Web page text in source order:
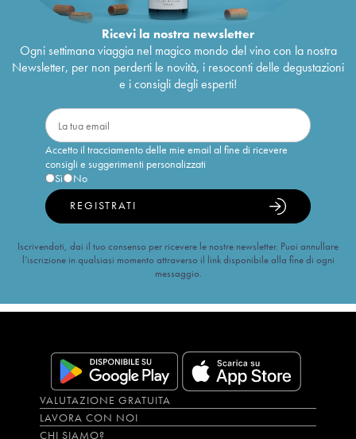
Ricevi la nostra newsletter
Ogni settimana viaggia nel magico mondo del vino con la nostra
Newsletter, per non perderti le novità, i resoconti delle degustazioni
e i consigli degli esperti!
Accetto il tracciamento delle mie email al fine di ricevere
consigli e suggerimenti personalizzati
Sì
No
REGISTRATI
Iscrivendoti, dai il tuo consenso per ricevere le nostre newsletter. Puoi annullare
l’iscrizione in qualsiasi momento attraverso il link disponibile alla fine di ogni
messaggio.
VALUTAZIONE GRATUITA
LAVORA CON NOI
CHI SIAMO?